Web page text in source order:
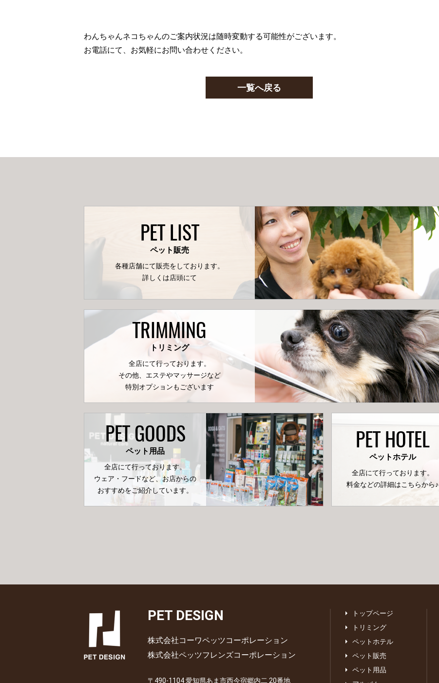
わんちゃんネコちゃんのご案内状況は随時変動する可能性がございます。
お電話にて、お気軽にお問い合わせください。
一覧へ戻る
PET LIST
ペット販売
各種店舗にて販売をしております。
詳しくは店頭にて
TRIMMING
トリミング
全店にて行っております。
その他、エステやマッサージなど
特別オプションもございます
PET GOODS
ペット用品
全店にて行っております。
ウェア・フードなど、お店からの
おすすめをご紹介しています。
PET HOTEL
ペットホテル
全店にて行っております。
料金などの詳細はこちらから♪
PET DESIGN
株式会社コーワペッツコーポレーション
株式会社ペッツフレンズコーポレーション
〒490-1104 愛知県あま市西今宿郷内二 20番地
トップページ
トリミング
ペットホテル
ペット販売
ペット用品